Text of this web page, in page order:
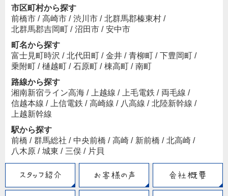
市区町村から探す
前橋市 / 高崎市 / 渋川市 / 北群馬郡榛東村 /
北群馬郡吉岡町 / 沼田市 / 安中市
町名から探す
富士見町時沢 / 北代田町 / 金井 / 青柳町 / 下豊岡町 /
乗附町 / 樋越町 / 石原町 / 棟高町 / 南町
路線から探す
湘南新宿ライン高海 / 上越線 / 上毛電鉄 / 両毛線 /
信越本線 / 上信電鉄 / 高崎線 / 八高線 / 北陸新幹線 /
上越新幹線
駅から探す
前橋 / 群馬総社 / 中央前橋 / 高崎 / 新前橋 / 北高崎 /
八木原 / 城東 / 三俣 / 片貝